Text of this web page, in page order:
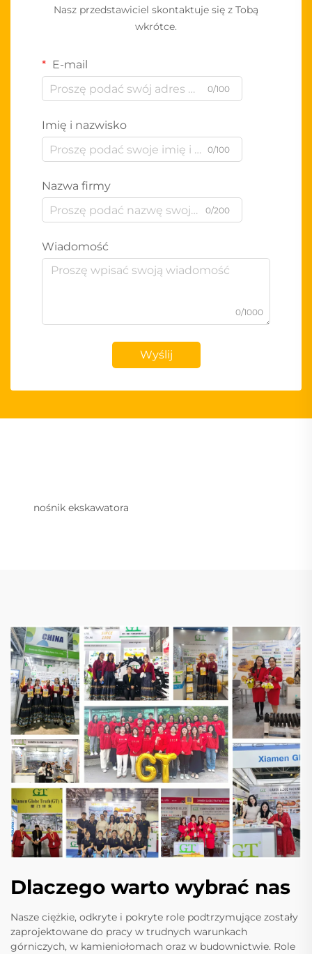
Nasz przedstawiciel skontaktuje się z Tobą
wkrótce.
E-mail
0/100
Imię i nazwisko
0/100
Nazwa firmy
0/200
Wiadomość
0/1000
Wyślij
nośnik ekskawatora
Dlaczego warto wybrać nas
Nasze ciężkie, odkryte i pokryte role podtrzymujące zostały
zaprojektowane do pracy w trudnych warunkach
górniczych, w kamieniołomach oraz w budownictwie. Role